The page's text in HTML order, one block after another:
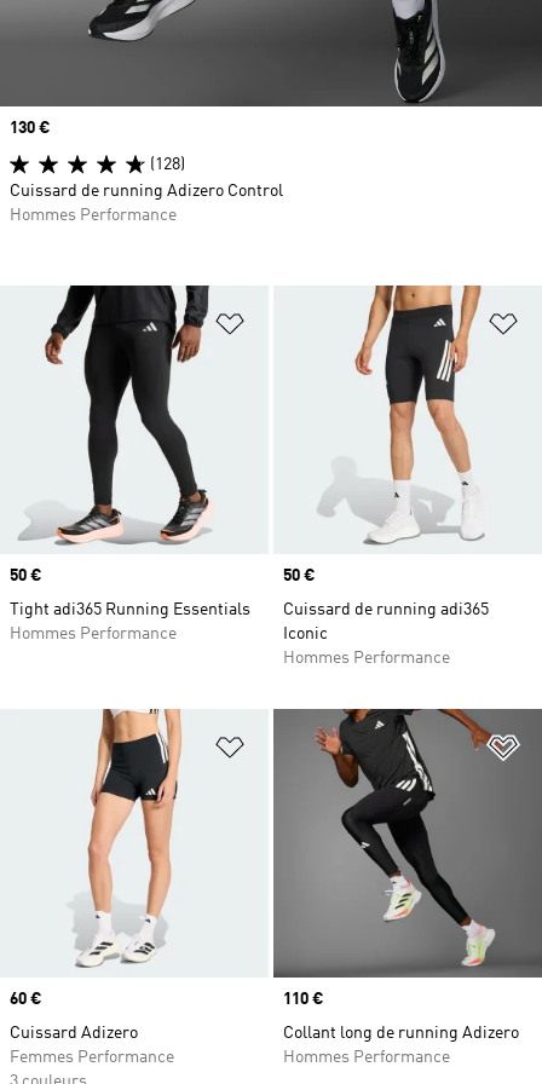
Ajouter à la Liste de produits
Prix
50 €
Tight adi365 Running Essentials
Hommes Performance
Prix
50 €
Cuissard de running adi365
Iconic
Hommes Performance
Ajouter à la Liste de produits
Prix
60 €
Cuissard Adizero
Femmes Performance
Prix
110 €
Collant long de running Adizero
Hommes Performance
Prix
130 €
(128)
Cuissard de running Adizero Control
Hommes Performance